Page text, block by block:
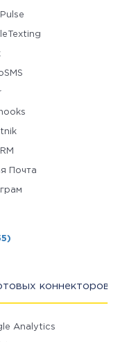
Почта
коннекторов)
Analytics